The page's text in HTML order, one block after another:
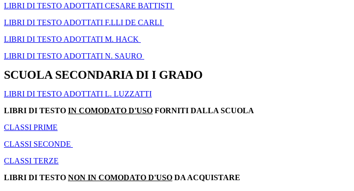
LIBRI DI TESTO ADOTTATI CESARE BATTISTI
LIBRI DI TESTO ADOTTATI F.LLI DE CARLI
LIBRI DI TESTO ADOTTATI M. HACK
LIBRI DI TESTO ADOTTATI N. SAURO
SCUOLA SECONDARIA DI I GRADO
LIBRI DI TESTO ADOTTATI L. LUZZATTI
LIBRI DI TESTO IN COMODATO D'USO FORNITI DALLA SCUOLA
CLASSI PRIME
CLASSI SECONDE
CLASSI TERZE
LIBRI DI TESTO NON IN COMODATO D'USO DA ACQUISTARE